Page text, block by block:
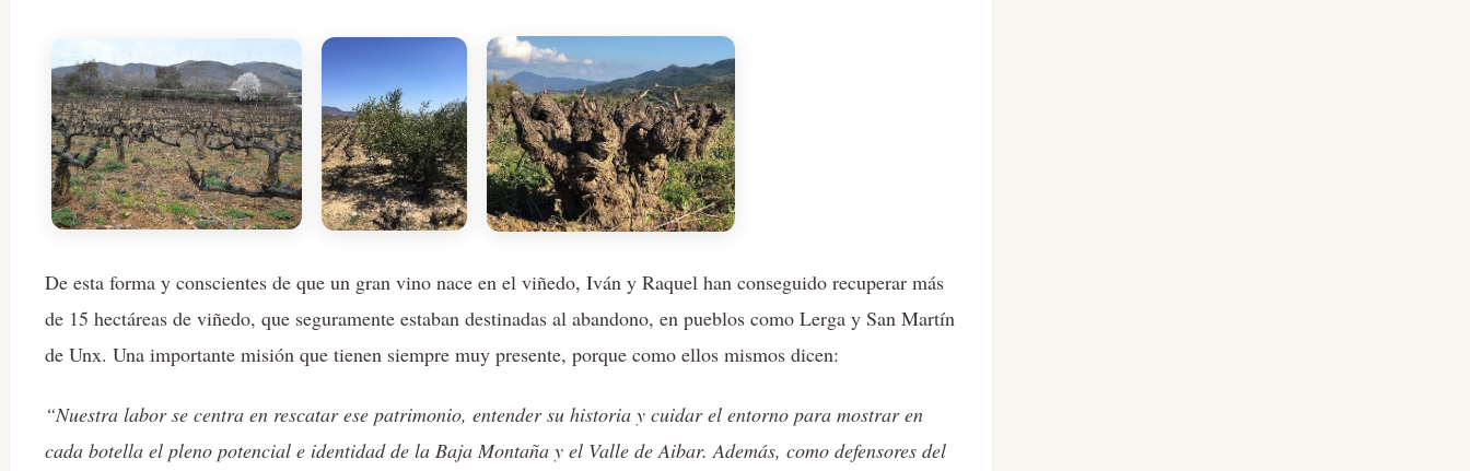
De esta forma y conscientes de que un gran vino nace en el viñedo, Iván y Raquel han conseguido recuperar más
de 15 hectáreas de viñedo, que seguramente estaban destinadas al abandono, en pueblos como Lerga y San Martín
de Unx. Una importante misión que tienen siempre muy presente, porque como ellos mismos dicen:
“Nuestra labor se centra en rescatar ese patrimonio, entender su historia y cuidar el entorno para mostrar en
cada botella el pleno potencial e identidad de la Baja Montaña y el Valle de Aibar. Además, como defensores del